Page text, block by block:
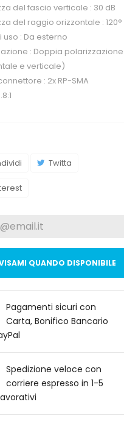
del fascio verticale : 30 dB
del raggio orizzontale : 120°
uso : Da esterno
: Doppia polarizzazione
e verticale)
: 2x RP-SMA
Twitta
QUANDO DISPONIBILE
Pagamenti sicuri con
Carta, Bonifico Bancario
Spedizione veloce con
corriere espresso in 1-5